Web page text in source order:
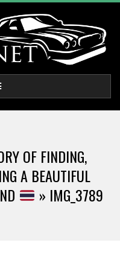
OF FINDING,
A BEAUTIFUL
» IMG_3789